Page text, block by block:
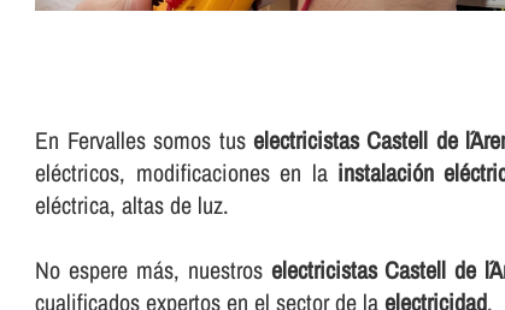
En Fervalles somos tuselectricistas Castell de
eléctricos, modificaciones en la instalación
eléctrica, altas de luz.
No espere más, nuestros electricistas Castell de
cualificados expertos en el sector de laelectricidad.